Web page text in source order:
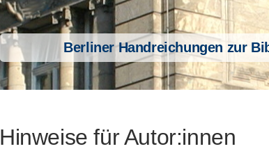
Berliner Handreichungen zur
Hinweise für Autor:innen